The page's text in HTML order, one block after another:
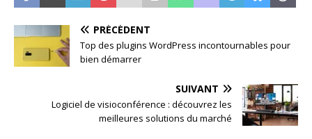
PRÉCÉDENT
Top des plugins WordPress incontournables pour
bien démarrer
SUIVANT
Logiciel de visioconférence : découvrez les
meilleures solutions du marché